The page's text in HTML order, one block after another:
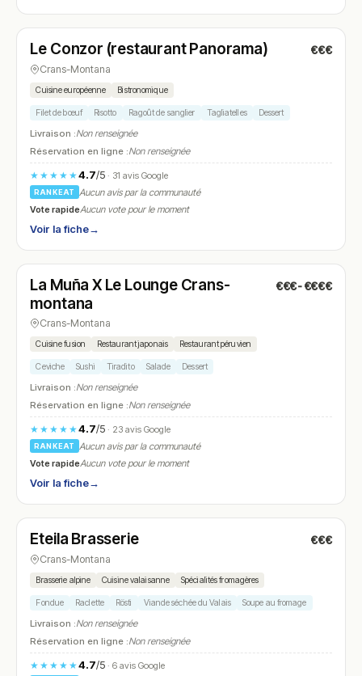
N° 14
Le Conzor (restaurant Panorama) €€€
Crans-Montana
Cuisine européenne Bistronomique
Filet de bœuf Risotto Ragoût de sanglier Tagliatelles Dessert
Livraison :Non renseignée
Réservation en ligne :Non renseignée
★★★★★4.7/5· 31 avis Google
RANKEAT
Aucun avis par la communauté
Vote rapideAucun vote pour le moment
Voir la fiche→
N° 15
La Muña X Le Lounge Crans-
montana
€€€-€€€€
Crans-Montana
Cuisine fusion Restaurant japonais Restaurant péruvien
Ceviche Sushi Tiradito Salade Dessert
Livraison :Non renseignée
Réservation en ligne :Non renseignée
★★★★★4.7/5· 23 avis Google
RANKEAT
Aucun avis par la communauté
Vote rapideAucun vote pour le moment
Voir la fiche→
N° 16
Eteila Brasserie €€€
Crans-Montana
Brasserie alpine Cuisine valaisanne Spécialités fromagères
Fondue Raclette Rösti Viande séchée du Valais Soupe au fromage
Livraison :Non renseignée
Réservation en ligne :Non renseignée
★★★★★4.7/5· 6 avis Google